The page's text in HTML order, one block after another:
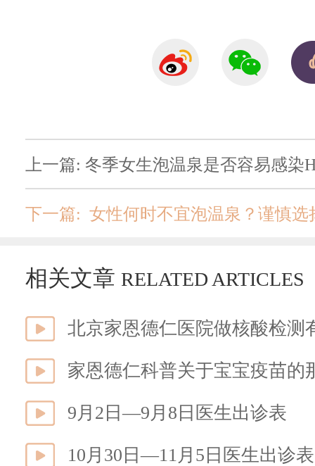
上一篇: 冬季女生泡温泉是否容易感
下一篇: 女性何时不宜泡温泉？谨慎选
相关文章 RELATED ARTICLES
北京家恩德仁医院做核酸检测
家恩德仁科普关于宝宝疫苗的
9月2日—9月8日医生出诊表
10月30日—11月5日医生出诊表